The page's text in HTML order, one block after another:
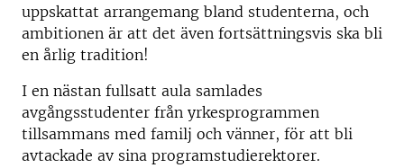
uppskattat arrangemang bland studenterna, och
ambitionen är att det även fortsättningsvis ska bli
en årlig tradition!
I en nästan fullsatt aula samlades
avgångsstudenter från yrkesprogrammen
tillsammans med familj och vänner, för att bli
avtackade av sina programstudierektorer.